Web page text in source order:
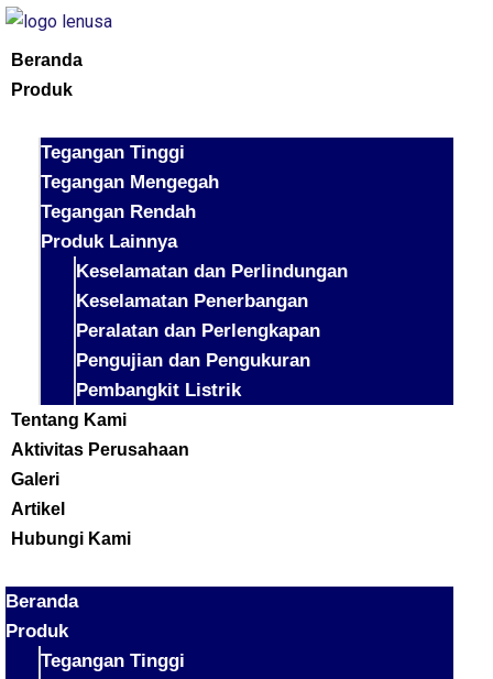
Beranda
Produk
Tegangan Tinggi
Tegangan Mengegah
Tegangan Rendah
Produk Lainnya
Keselamatan dan Perlindungan
Keselamatan Penerbangan
Peralatan dan Perlengkapan
Pengujian dan Pengukuran
Pembangkit Listrik
Tentang Kami
Aktivitas Perusahaan
Galeri
Artikel
Hubungi Kami
Beranda
Produk
Tegangan Tinggi